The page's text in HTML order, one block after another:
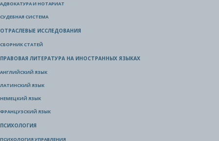
АДВОКАТУРА И НОТАРИАТ
СУДЕБНАЯ СИСТЕМА
ОТРАСЛЕВЫЕ ИССЛЕДОВАНИЯ
СБОРНИК СТАТЕЙ
ПРАВОВАЯ ЛИТЕРАТУРА НА ИНОСТРАННЫХ ЯЗЫКАХ
АНГЛИЙСКИЙ ЯЗЫК
ЛАТИНСКИЙ ЯЗЫК
НЕМЕЦКИЙ ЯЗЫК
ФРАНЦУЗСКИЙ ЯЗЫК
ПСИХОЛОГИЯ
ПСИХОЛОГИЯ УПРАВЛЕНИЯ